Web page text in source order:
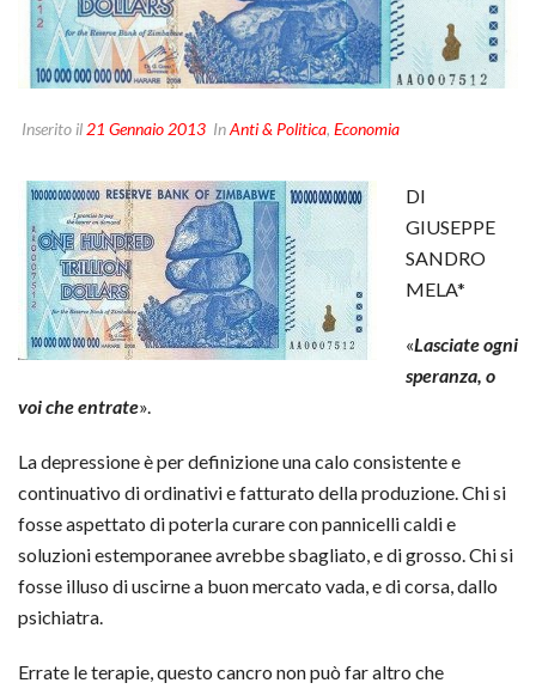
Inserito il 21 Gennaio 2013 InAnti & Politica, Economia
DI
GIUSEPPE
SANDRO
MELA*
«Lasciate ogni
speranza, o
voi che entrate».
La depressione è per definizione una calo consistente e
continuativo di ordinativi e fatturato della produzione. Chi si
fosse aspettato di poterla curare con pannicelli caldi e
soluzioni estemporanee avrebbe sbagliato, e di grosso. Chi si
fosse illuso di uscirne a buon mercato vada, e di corsa, dallo
psichiatra.
Errate le terapie, questo cancro non può far altro che